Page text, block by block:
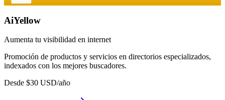
AiYellow
Aumenta tu visibilidad en internet
Promoción de productos y servicios en directorios especializados,
indexados con los mejores buscadores.
Desde $30 USD/año